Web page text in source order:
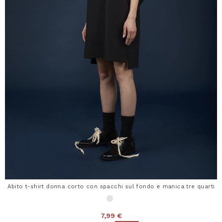
Abito t-shirt donna corto con spacchi sul fondo e manica tre quarti
7,99 €